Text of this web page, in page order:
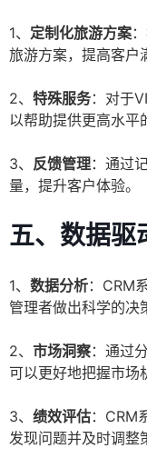
1、 定制化旅游方案
旅游方案，提高客户
2、 特殊服务：对于
以帮助提供更高水平
3、 反馈管理：通过
量，提升客户体验。
五、数据驱
1、 数据分析：CRM
管理者做出科学的决
2、 市场洞察：通过
可以更好地把握市场
3、 绩效评估：CRM
发现问题并及时调整